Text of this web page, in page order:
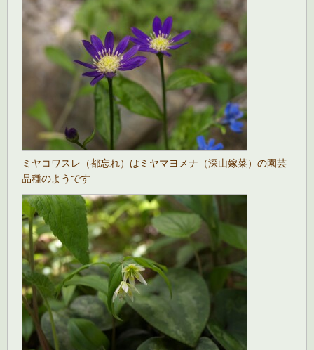
ミヤコワスレ（都忘れ）はミヤマヨメナ（深山嫁菜）の園芸
品種のようです